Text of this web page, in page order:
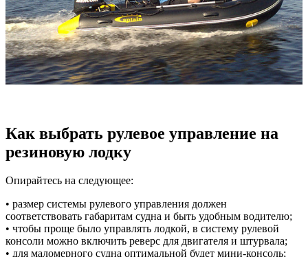
Как выбрать рулевое управление на
резиновую лодку
Опирайтесь на следующее:
• размер системы рулевого управления должен
соответствовать габаритам судна и быть удобным водителю;
• чтобы проще было управлять лодкой, в систему рулевой
консоли можно включить реверс для двигателя и штурвала;
• для маломерного судна оптимальной будет мини-консоль;